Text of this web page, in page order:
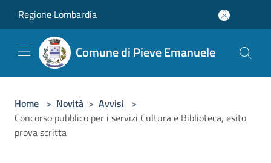
Regione Lombardia
Comune di Pieve Emanuele
Home > Novità > Avvisi >
Concorso pubblico per i servizi Cultura e Biblioteca, esito
prova scritta